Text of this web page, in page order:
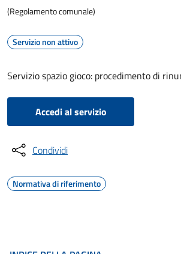
(Regolamento comunale)
Servizio non attivo
Servizio spazio gioco: procedimento di
Accedi al servizio
Condividi
Normativa di riferimento